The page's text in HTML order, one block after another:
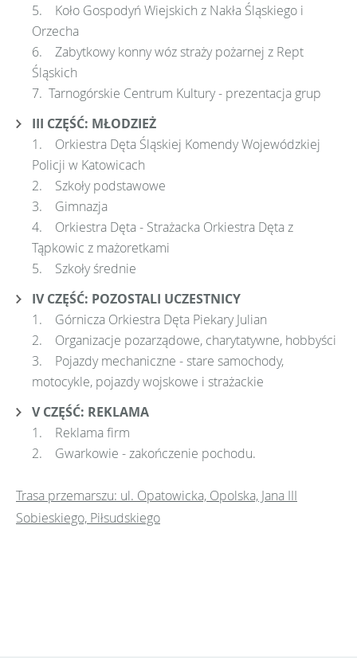
5. Koło Gospodyń Wiejskich z Nakła Śląskiego i
Orzecha
6. Zabytkowy konny wóz straży pożarnej z Rept
Śląskich
7. Tarnogórskie Centrum Kultury - prezentacja grup
III CZĘŚĆ: MŁODZIEŻ
1. Orkiestra Dęta Śląskiej Komendy Wojewódzkiej
Policji w Katowicach
2. Szkoły podstawowe
3. Gimnazja
4. Orkiestra Dęta - Strażacka Orkiestra Dęta z
Tąpkowic z mażoretkami
5. Szkoły średnie
IV CZĘŚĆ: POZOSTALI UCZESTNICY
1. Górnicza Orkiestra Dęta Piekary Julian
2. Organizacje pozarządowe, charytatywne, hobbyści
3. Pojazdy mechaniczne - stare samochody,
motocykle, pojazdy wojskowe i strażackie
V CZĘŚĆ: REKLAMA
1. Reklama firm
2. Gwarkowie - zakończenie pochodu.
Trasa przemarszu: ul. Opatowicka, Opolska, Jana III
Sobieskiego, Piłsudskiego